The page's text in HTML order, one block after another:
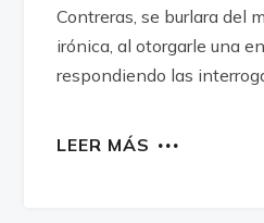
Contreras, se burlara del
irónica, al otorgarle una
respondiendo las
LEER MÁS